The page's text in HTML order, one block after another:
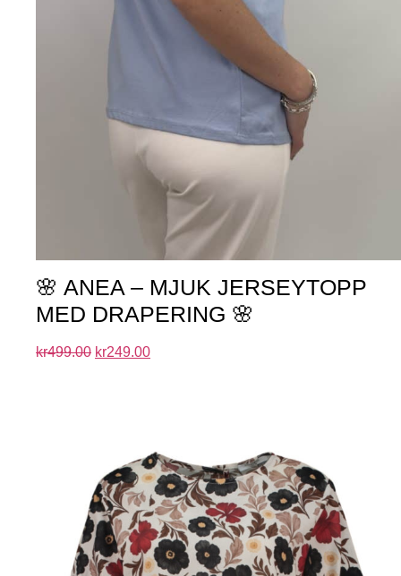
🌸 ANEA – MJUK JERSEYTOPP
MED DRAPERING 🌸
kr499.00 kr249.00